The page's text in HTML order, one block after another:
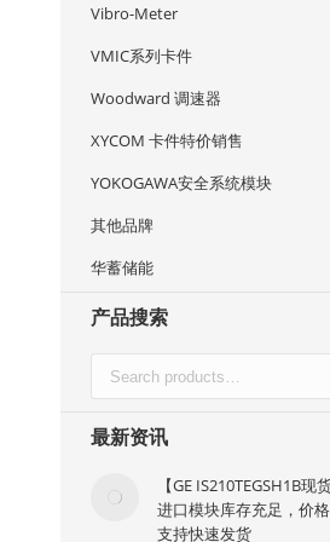
Vibro-Meter
VMIC系列卡件
Woodward 调速器
XYCOM 卡件特价销售
YOKOGAWA安全系统模块
其他品牌
华蓄储能
产品搜索
最新资讯
【GE IS210TEGSH1B现
进口模块库存充足，价
支持快速发货